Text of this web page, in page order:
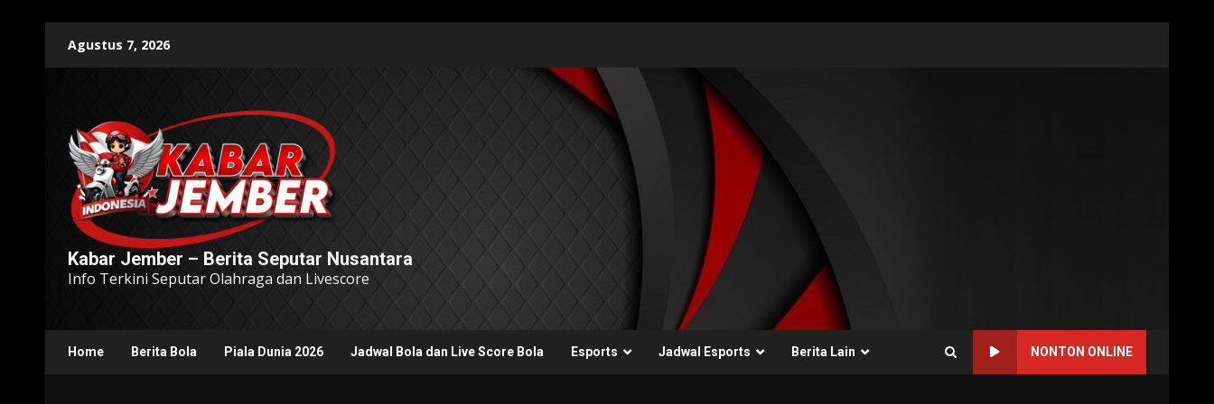
Agustus 7, 2026
Kabar Jember – Berita Seputar Nusantara
Info Terkini Seputar Olahraga dan Livescore
Home Berita Bola Piala Dunia 2026 Jadwal Bola dan Live Score Bola Esports Jadwal Esports Berita Lain NONTON ONLINE